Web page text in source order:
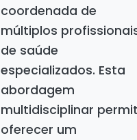
coordenada de
múltiplos
de saúde
especializados. Esta
abordagem
multidisciplinar
oferecer um